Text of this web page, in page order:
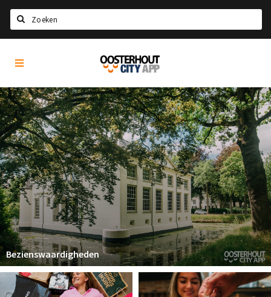
Home
Agenda
Nieuws
Eten
Drinken
Recreatief
Slapen
Winkels
Winkelgebieden
Parkeren
Koopzondagen
Oosterhout
City
Bezienswaardigheden